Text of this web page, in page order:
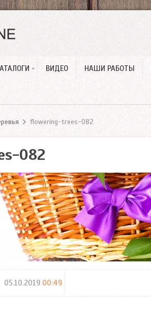
Пескоструйные рисунки
Фотопечать на стекле
3D модели ВИДЕО НАШИ РАБОТЫ
flowering-trees-082
082
05.10.2019 00:49